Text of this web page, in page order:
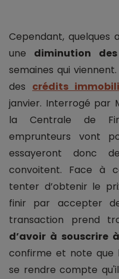
Cependant, quelques
une diminution
semaines qui
des crédits
janvier. Interrogé par
la Centrale de
emprunteurs vont
essayeront donc
convoitent. Face à
tenter d’obtenir le
finir par accepter
transaction prend
d’avoir à souscrire
confirme et note que
se rendre compte